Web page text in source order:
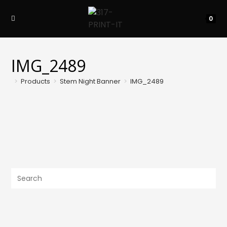
0
IMG_2489
> Products > Stem Night Banner > IMG_2489